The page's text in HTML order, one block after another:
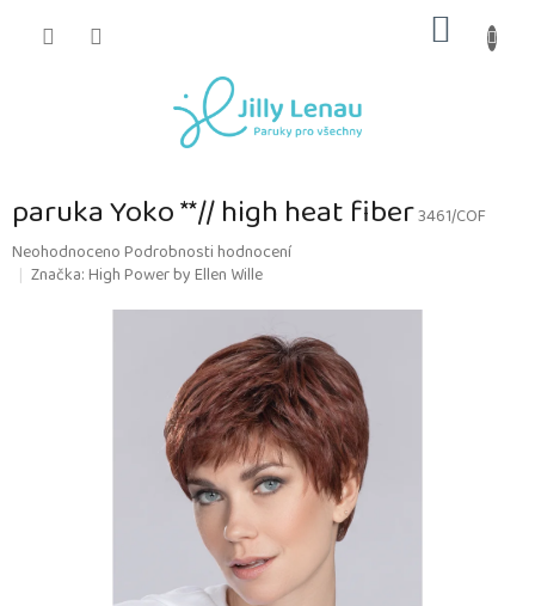
KOŠÍK
paruka Yoko **// high heat fiber3461/COF
Průměrné
hodnocení
NeohodnocenoPodrobnosti hodnocení
Značka:High Power by Ellen Wille